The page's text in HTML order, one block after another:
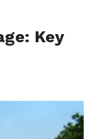
Key